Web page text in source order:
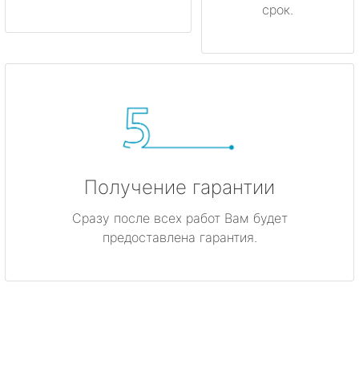
срок.
Получение гарантии
Сразу после всех работ Вам будет
предоставлена гарантия.